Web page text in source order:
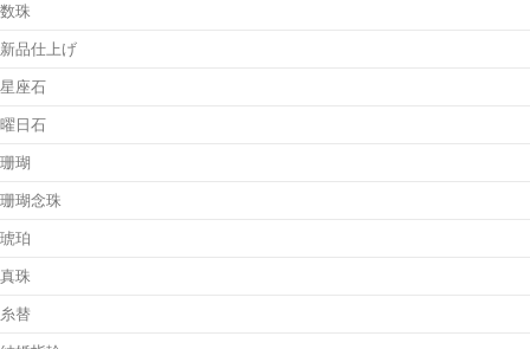
数珠
新品仕上げ
星座石
曜日石
珊瑚
珊瑚念珠
琥珀
真珠
糸替